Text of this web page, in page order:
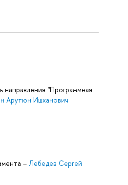
направления “Программная
Арутюн Ишханович
– Лебедев Сергей